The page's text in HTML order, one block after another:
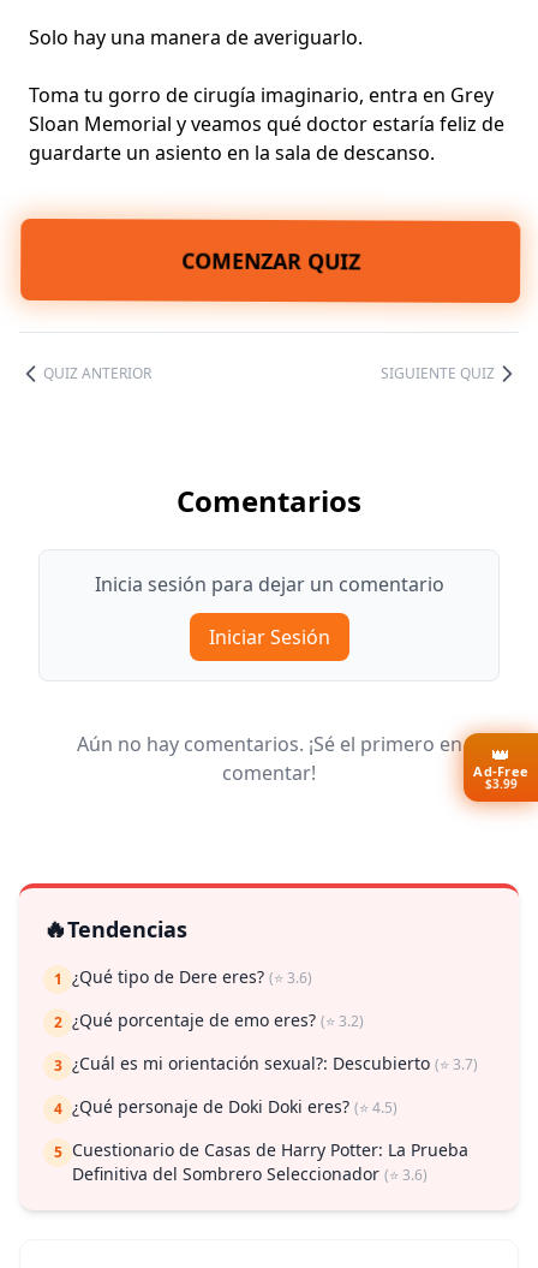
Solo hay una manera de averiguarlo.
Toma tu gorro de cirugía imaginario, entra en Grey
Sloan Memorial y veamos qué doctor estaría feliz de
guardarte un asiento en la sala de descanso.
COMENZAR QUIZ
QUIZ ANTERIOR SIGUIENTE QUIZ
Comentarios
Inicia sesión para dejar un comentario
Iniciar Sesión
Aún no hay comentarios. ¡Sé el primero en
comentar!
🔥Tendencias
1 ¿Qué tipo de Dere eres? (⭐ 3.6)
2 ¿Qué porcentaje de emo eres? (⭐ 3.2)
3 ¿Cuál es mi orientación sexual?: Descubierto (⭐ 3.7)
4 ¿Qué personaje de Doki Doki eres? (⭐ 4.5)
5 Cuestionario de Casas de Harry Potter: La Prueba
Definitiva del Sombrero Seleccionador (⭐ 3.6)
👑
Ad-Free
$3.99